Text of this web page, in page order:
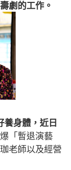
劇的工作。
養身體，近日
「暫退演藝
老師以及經營